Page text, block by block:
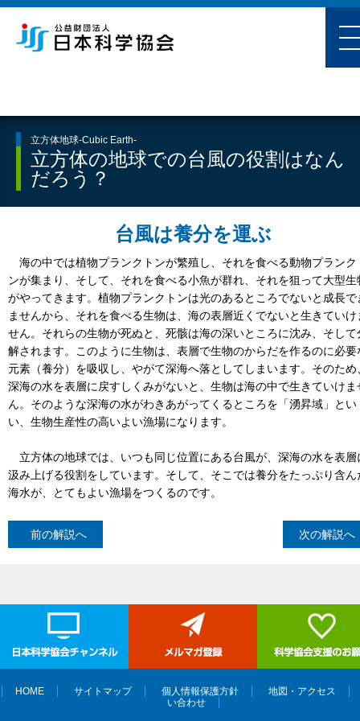
立方体地球-Cubic Earth-
立方体の地球での台風の役割はなん
だろう？
台風は養分を運ぶ
海の中では植物プランクトンが繁殖し、それを食べる動物プランク
ンが集まり、そして、それを食べる小魚が群れ、それを狙って大型生
がやってきます。植物プランクトンは光のあるところでないと成長で
ませんから、それを食べる生物は、海の表層近くでないと生きていけ
せん。それらの生物が死ぬと、死骸は海の深いところに沈み、そして
解されます。このように生物は、表層で生物のからだを作るのに必要
元素（養分）を吸収し、やがて深海へ落としてしまいます。そのため
深海の水を表層に戻すしくみがないと、生物は海の中で生きていけま
ん。そのような深海の水がわきあがってくるところを「湧昇域」とい
い、生物生産性の高いよい漁場になります。
立方体の地球では、いつも同じ位置にある台風が、深海の水を表層
汲み上げる役割をしています。そして、そこでは養分をたっぷり含ん
海水が、とてもよい漁場をつくるのです。
前の解説へ 次の解説へ
HOME サイトマップ 個人情報保護方針
地図・アクセス
い合わせ